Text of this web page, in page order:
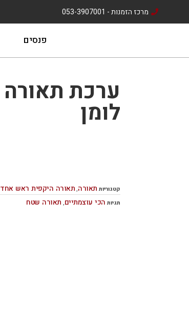
מרכז הזמנות - 053-3907001
פנסים
לומן
קטגוריות תאורה,תאורה היקפית ראש אחד
תגיות הכי עוצמתיים, תאורה שטח